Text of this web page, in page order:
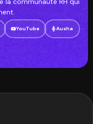
YouTube Ausha